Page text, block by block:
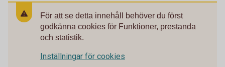
För att se detta innehåll behöver du först
godkänna cookies för Funktioner, prestanda
och statistik.
Inställningar för cookies